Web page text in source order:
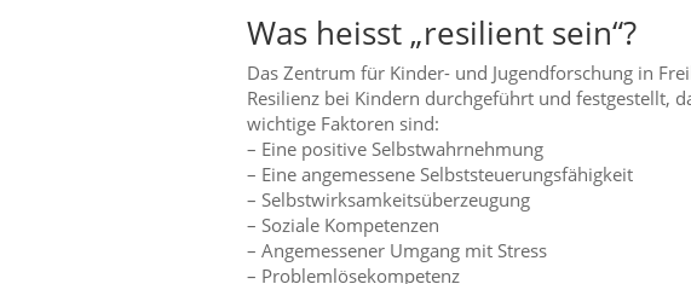
Was heisst „resilient sein“?
Das Zentrum für Kinder- und Jugendforschung in
Resilienz bei Kindern durchgeführt und festgestellt,
wichtige Faktoren sind:
– Eine positive Selbstwahrnehmung
– Eine angemessene Selbststeuerungsfähigkeit
– Selbstwirksamkeitsüberzeugung
– Soziale Kompetenzen
– Angemessener Umgang mit Stress
– Problemlösekompetenz